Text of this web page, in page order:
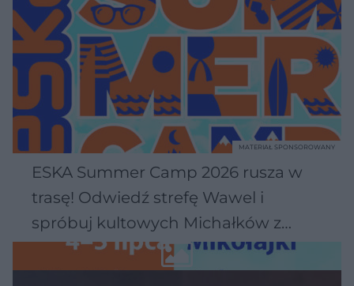
ESKA Summer Camp 2026 rusza w
trasę! Odwiedź strefę Wawel i
spróbuj kultowych Michałków z
Wawelu
MATERIAŁ SPONSOROWANY